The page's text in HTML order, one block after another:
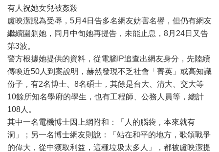
有人祝她女兒被姦殺
盧映潔認為受辱，5月4日告多名網友妨害名譽，但仍有網友
繼續圍剿她，同月中旬她再提告，未能止息，8月24日又告
第3波。
警方根據她提供的資料，從電腦IP追查出網友身分，先陸續
傳喚近50人到案說明，赫然發現不乏社會「菁英」或高知識
份子，有2名博士、8名碩士，其餘是台大、清大、交大等
10餘所知名學府的學生，也有工程師、公務人員等，總計
108人。
其中一名電機博士因上網附和：「人的腦袋，本來就有
洞」；另一名博士網友則說：「站在和平的地方，歌頌戰爭
的偉大，從中獲取利益，這種垃圾太多人」，都被盧映潔提